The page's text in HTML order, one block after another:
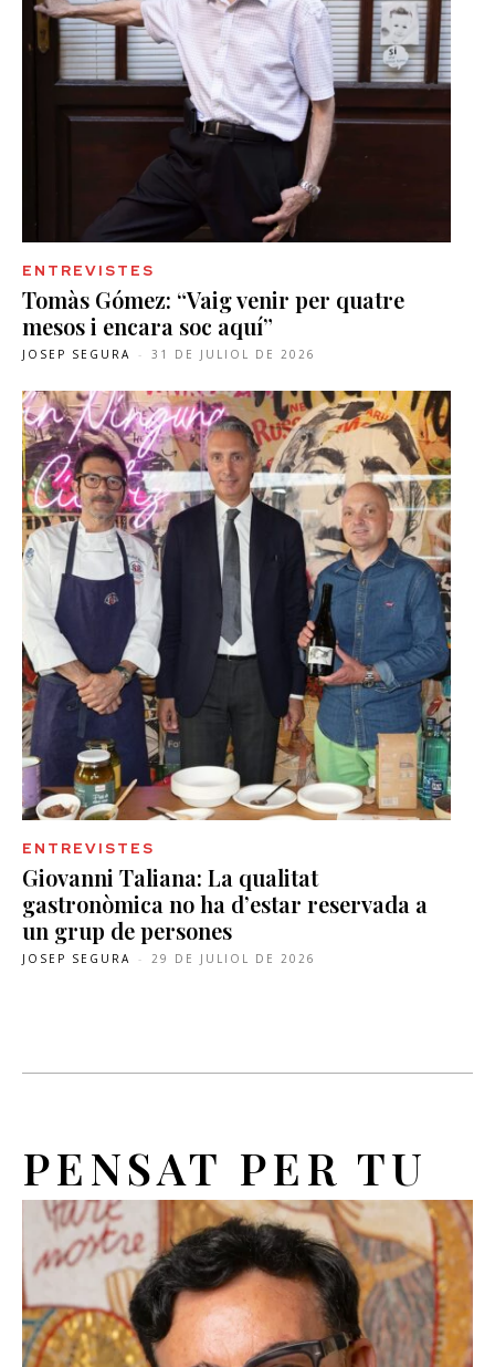
ENTREVISTES
Tomàs Gómez: “Vaig venir per quatre
mesos i encara soc aquí”
JOSEP SEGURA - 31 DE JULIOL DE 2026
ENTREVISTES
Giovanni Taliana: La qualitat
gastronòmica no ha d’estar reservada a
un grup de persones
JOSEP SEGURA - 29 DE JULIOL DE 2026
PENSAT PER TU